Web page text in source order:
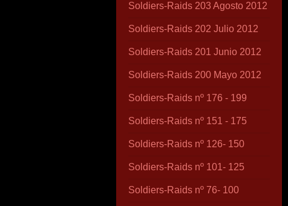
Soldiers-Raids 203 Agosto 2012
Soldiers-Raids 202 Julio 2012
Soldiers-Raids 201 Junio 2012
Soldiers-Raids 200 Mayo 2012
Soldiers-Raids nº 176 - 199
Soldiers-Raids nº 151 - 175
Soldiers-Raids nº 126- 150
Soldiers-Raids nº 101- 125
Soldiers-Raids nº 76- 100